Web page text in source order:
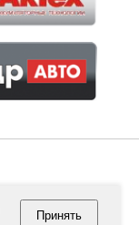
Принять